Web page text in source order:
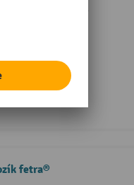
profilů a
nosností 90 kg
fetra®